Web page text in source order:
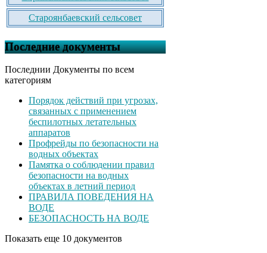
Староянбаевский сельсовет
Последние документы
Последнии Документы по всем
категориям
Порядок действий при угрозах,
связанных с применением
беспилотных летательных
аппаратов
Профрейды по безопасности на
водных объектах
Памятка о соблюдении правил
безопасности на водных
объектах в летний период
ПРАВИЛА ПОВЕДЕНИЯ НА
ВОДЕ
БЕЗОПАСНОСТЬ НА ВОДЕ
Показать еще 10 документов